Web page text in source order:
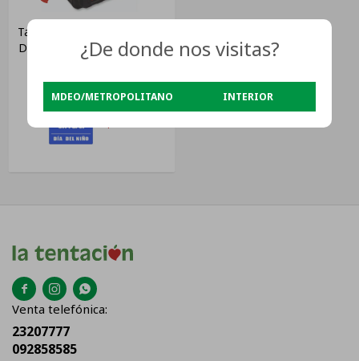
Taladro Atornillador Con Set
De Herramientas 2 Baterias
21v
  
Venta telefónica:
23207777
092858585
¿De donde nos visitas?
MDEO/METROPOLITANO INTERIOR